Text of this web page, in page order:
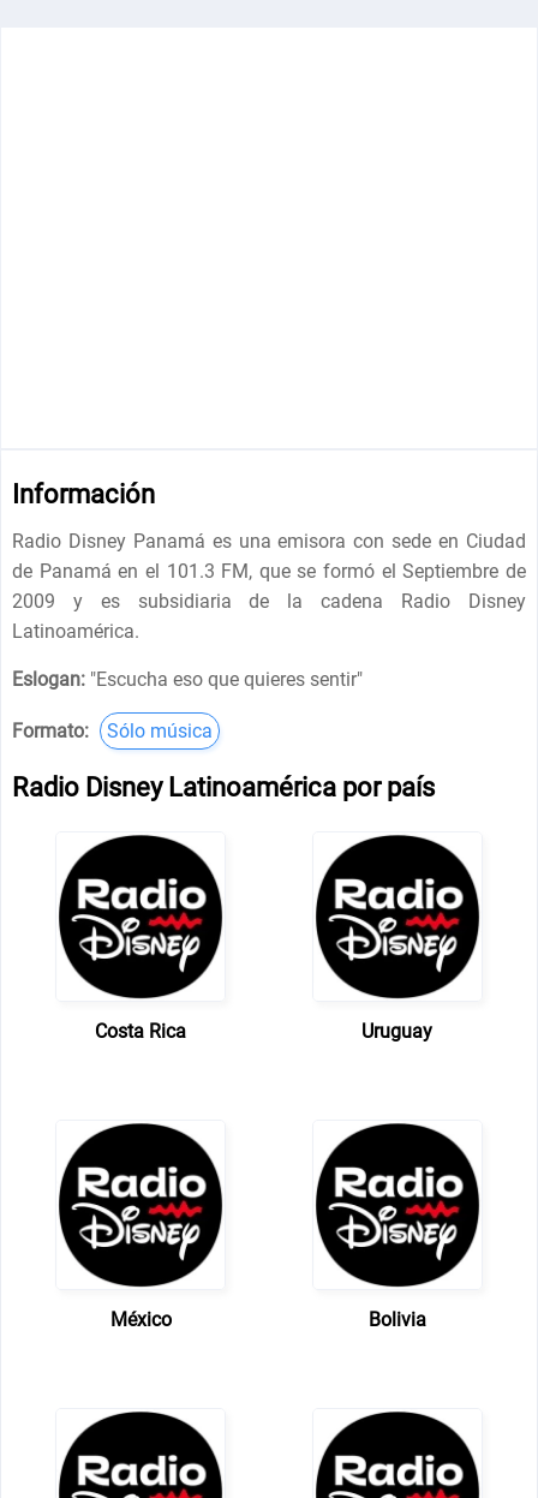
Información
Radio Disney Panamá es una emisora con sede en Ciudad
de Panamá en el 101.3 FM, que se formó el Septiembre de
2009 y es subsidiaria de la cadena Radio Disney
Latinoamérica.
Eslogan: "Escucha eso que quieres sentir"
Formato: Sólo música
Radio Disney Latinoamérica por país
Costa Rica Uruguay
México Bolivia